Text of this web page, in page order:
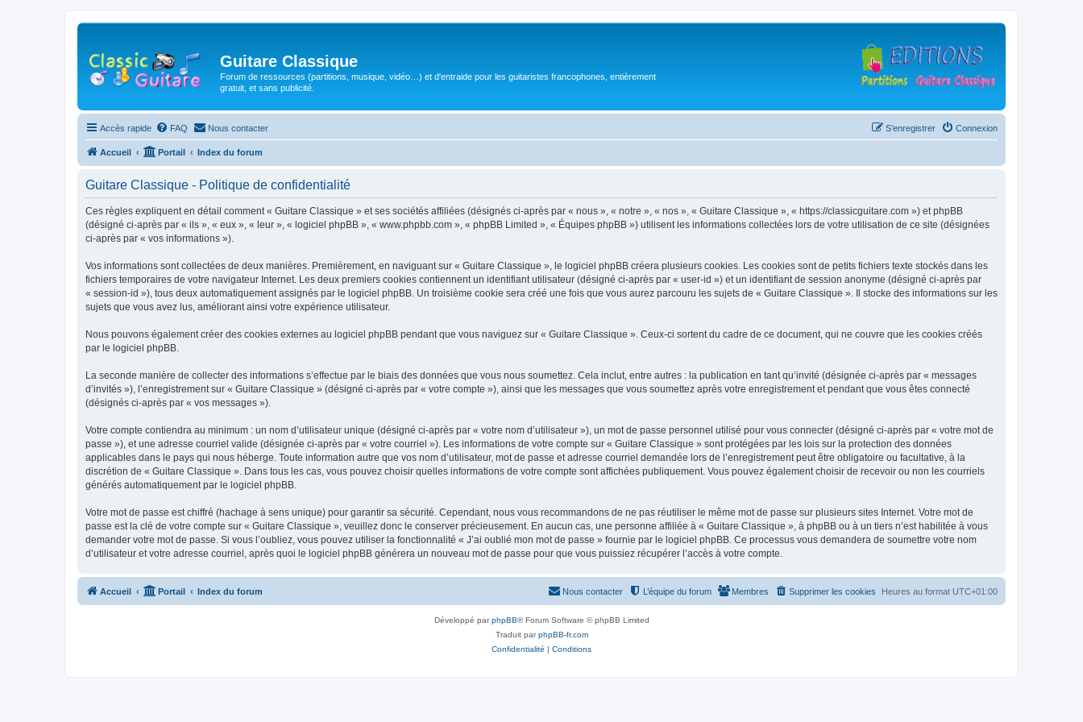
Guitare Classique
Forum de ressources (partitions, musique, vidéo…) et d'entraide pour les guitaristes francophones, entièrement
gratuit, et sans publicité.
Accès rapide FAQ Nous contacter Connexion
S’enregistrer
Accueil Portail Index du forum
Guitare Classique - Politique de confidentialité
Ces règles expliquent en détail comment « Guitare Classique » et ses sociétés affiliées (désignés ci-après par « nous », « notre », « nos », « Guitare Classique », « https://classicguitare.com ») et phpBB
(désigné ci-après par « ils », « eux », « leur », « logiciel phpBB », « www.phpbb.com », « phpBB Limited », « Équipes phpBB ») utilisent les informations collectées lors de votre utilisation de ce site (désignées
ci-après par « vos informations »).
Vos informations sont collectées de deux manières. Premièrement, en naviguant sur « Guitare Classique », le logiciel phpBB créera plusieurs cookies. Les cookies sont de petits fichiers texte stockés dans les
fichiers temporaires de votre navigateur Internet. Les deux premiers cookies contiennent un identifiant utilisateur (désigné ci-après par « user-id ») et un identifiant de session anonyme (désigné ci-après par
« session-id »), tous deux automatiquement assignés par le logiciel phpBB. Un troisième cookie sera créé une fois que vous aurez parcouru les sujets de « Guitare Classique ». Il stocke des informations sur les
sujets que vous avez lus, améliorant ainsi votre expérience utilisateur.
Nous pouvons également créer des cookies externes au logiciel phpBB pendant que vous naviguez sur « Guitare Classique ». Ceux-ci sortent du cadre de ce document, qui ne couvre que les cookies créés
par le logiciel phpBB.
La seconde manière de collecter des informations s’effectue par le biais des données que vous nous soumettez. Cela inclut, entre autres : la publication en tant qu’invité (désignée ci-après par « messages
d’invités »), l’enregistrement sur « Guitare Classique » (désigné ci-après par « votre compte »), ainsi que les messages que vous soumettez après votre enregistrement et pendant que vous êtes connecté
(désignés ci-après par « vos messages »).
Votre compte contiendra au minimum : un nom d’utilisateur unique (désigné ci-après par « votre nom d’utilisateur »), un mot de passe personnel utilisé pour vous connecter (désigné ci-après par « votre mot de
passe »), et une adresse courriel valide (désignée ci-après par « votre courriel »). Les informations de votre compte sur « Guitare Classique » sont protégées par les lois sur la protection des données
applicables dans le pays qui nous héberge. Toute information autre que vos nom d’utilisateur, mot de passe et adresse courriel demandée lors de l’enregistrement peut être obligatoire ou facultative, à la
discrétion de « Guitare Classique ». Dans tous les cas, vous pouvez choisir quelles informations de votre compte sont affichées publiquement. Vous pouvez également choisir de recevoir ou non les courriels
générés automatiquement par le logiciel phpBB.
Votre mot de passe est chiffré (hachage à sens unique) pour garantir sa sécurité. Cependant, nous vous recommandons de ne pas réutiliser le même mot de passe sur plusieurs sites Internet. Votre mot de
passe est la clé de votre compte sur « Guitare Classique », veuillez donc le conserver précieusement. En aucun cas, une personne affiliée à « Guitare Classique », à phpBB ou à un tiers n’est habilitée à vous
demander votre mot de passe. Si vous l’oubliez, vous pouvez utiliser la fonctionnalité « J’ai oublié mon mot de passe » fournie par le logiciel phpBB. Ce processus vous demandera de soumettre votre nom
d’utilisateur et votre adresse courriel, après quoi le logiciel phpBB générera un nouveau mot de passe pour que vous puissiez récupérer l’accès à votre compte.
Accueil Portail Index du forum Heures au format UTC+01:00
Supprimer les cookies
Membres
L’équipe du forum
Nous contacter
Développé parphpBB® Forum Software © phpBB Limited
Traduit parphpBB-fr.com
Confidentialité | Conditions